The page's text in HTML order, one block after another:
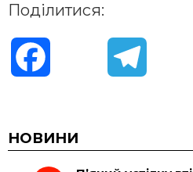
Поділитися:
c
НОВИНИ